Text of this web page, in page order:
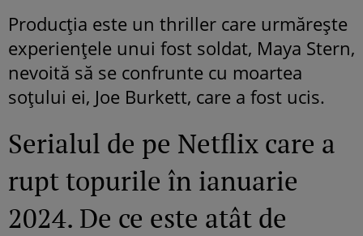
Producția este un thriller care urmărește
experiențele unui fost soldat, Maya Stern,
nevoită să se confrunte cu moartea
soțului ei, Joe Burkett, care a fost ucis.
Serialul de pe Netflix care a
rupt topurile în ianuarie
2024. De ce este atât de